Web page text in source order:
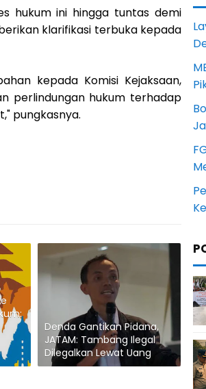
hukum ini hingga tuntas demi
klarifikasi terbuka kepada
kepada Komisi Kejaksaan,
perlindungan hukum terhadap
pungkasnya.
Denda Gantikan Pidana,
JATAM: Tambang Ilegal
Dilegalkan Lewat Uang